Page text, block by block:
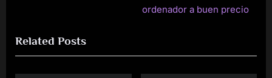
o
u
s
t
P
o
ordenador a buen precio
Related Posts